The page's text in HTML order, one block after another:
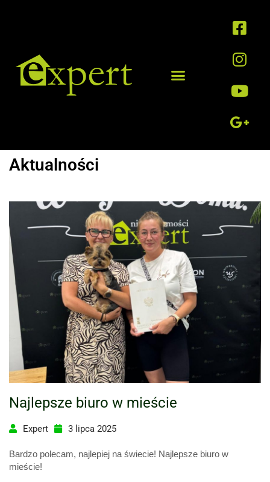
Aktualności
Najlepsze biuro w mieście
Expert 3 lipca 2025
Bardzo polecam, najlepiej na świecie! Najlepsze biuro w
mieście!